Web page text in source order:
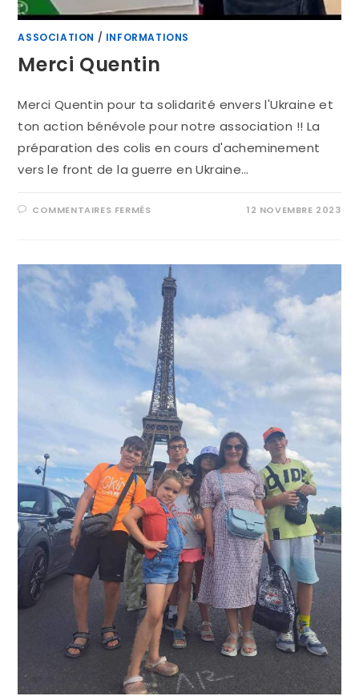
ASSOCIATION / INFORMATIONS
Merci Quentin
Merci Quentin pour ta solidarité envers l'Ukraine et
ton action bénévole pour notre association !! La
préparation des colis en cours d'acheminement
vers le front de la guerre en Ukraine…
COMMENTAIRES FERMÉS 12 NOVEMBRE 2023